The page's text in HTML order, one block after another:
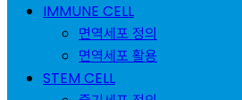
IMMUNE CELL
면역세포 정의
면역세포 활용
STEM CELL